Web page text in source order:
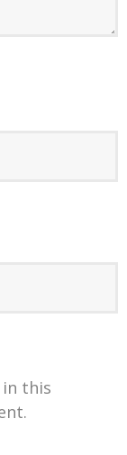
in this